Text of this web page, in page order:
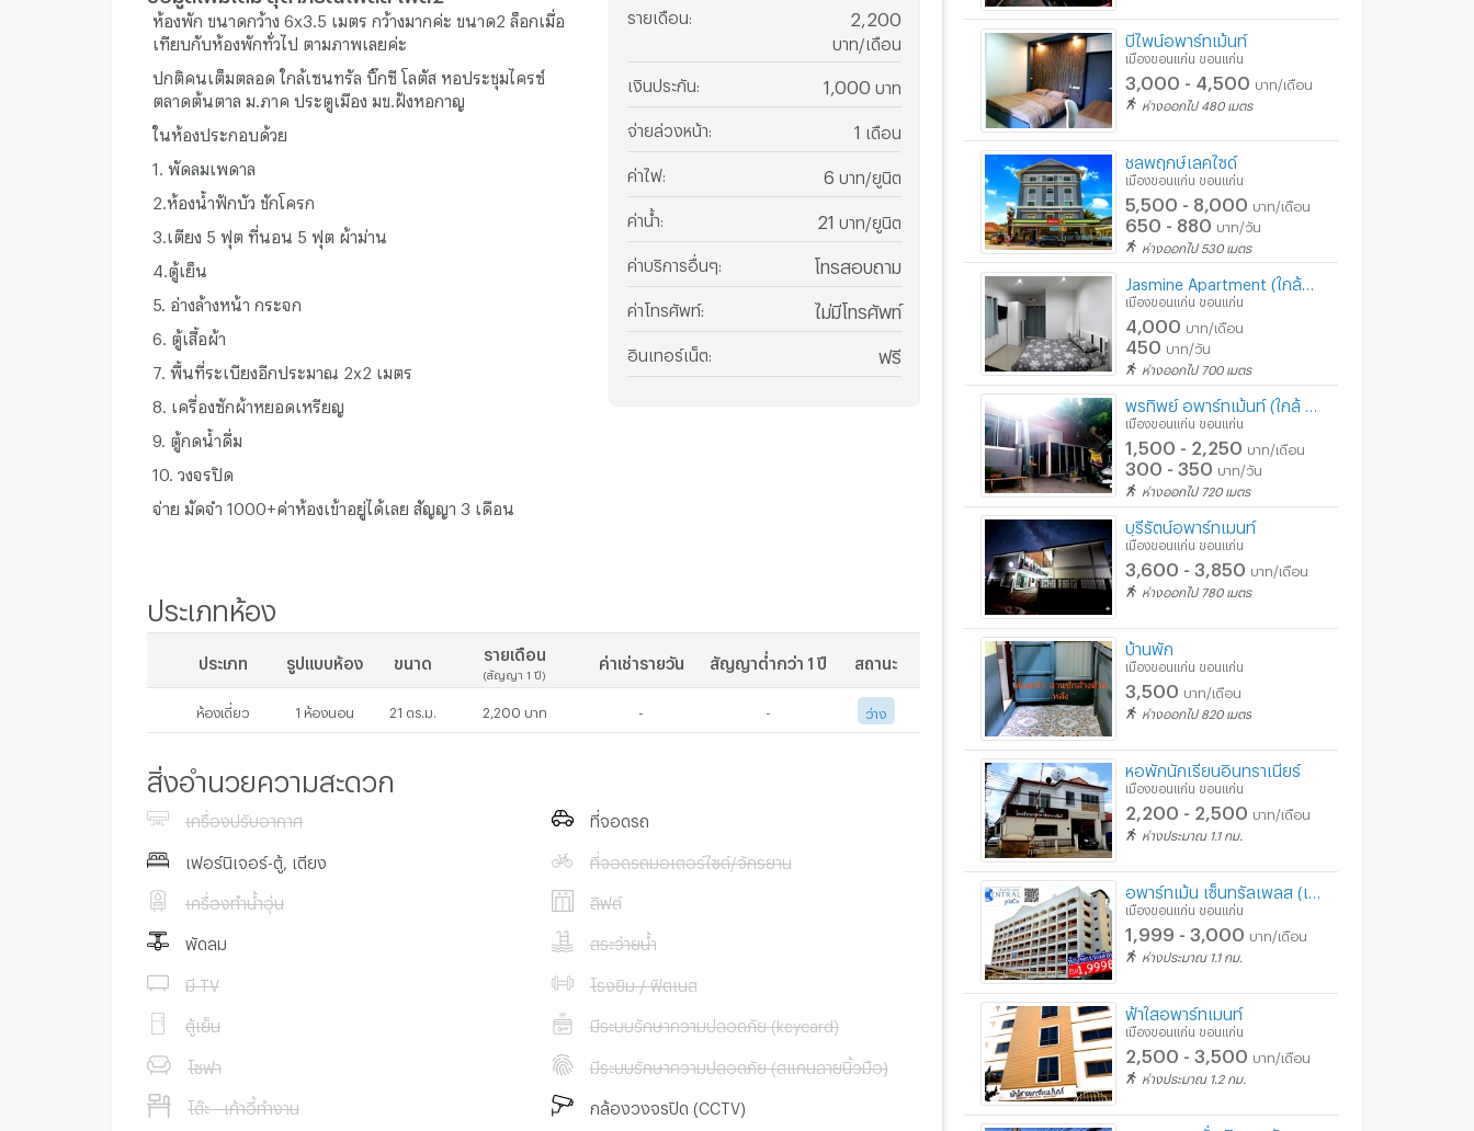
ห้องพัก ขนาดกว้าง 6x3.5 เมตร กว้างมากค่ะ ขนาด2 ล็อกเมื่อ
เทียบกับห้องพักทั่วไป ตามภาพเลยค่ะ
ปกติคนเต็มตลอด ใกล้เซนทรัล บิ๊กซี โลตัส หอประชุมไครซ์
ตลาดต้นตาล ม.ภาค ประตูเมือง มข.ฝังหอกาญ
ในห้องประกอบด้วย
1. พัดลมเพดาล
2.ห้องน้ำฟักบัว ชักโครก
3.เตียง 5 ฟุต ที่นอน 5 ฟุต ผ้าม่าน
4.ตู้เย็น
5. อ่างล้างหน้า กระจก
6. ตู้เสื้อผ้า
7. พื้นที่ระเบียงอีกประมาณ 2x2 เมตร
8. เครื่องซักผ้าหยอดเหรียญ
9. ตู้กดน้ำดื่ม
10. วงจรปิด
จ่าย มัดจำ 1000+ค่าห้องเข้าอยู่ได้เลย สัญญา 3 เดือน
รายเดือน 2,200
บาท/เดือน
เงินประกัน 1,000 บาท
จ่ายล่วงหน้า 1 เดือน
ค่าไฟ: 6 บาท/ยูนิต
ค่าน้ำ 21 บาท/ยูนิต
ค่าบริการอื่นๆ โทรสอบถาม
ค่าโทรศัพท์: ไม่มีโทรศัพท์
อินเทอร์เน็ต ฟรี
ประเภทห้อง
ประเภท รูปแบบห้อง ขนาด
รายเดือน
(สัญญา 1 ปี)
ค่าเช่ารายวัน สัญญาต่ำกว่า 1 ปี สถานะ
ห้องเดี่ยว 1 ห้องนอน 21 ตร.ม. 2,200 บาท ว่าง
สิ่งอำนวยความสะดวก
เครื่องปรับอากาศ
เฟอร์นิเจอร์-ตู้, เตียง
เครื่องทำน้ำอุ่น
พัดลม
มี TV
ตู้เย็น
โซฟา
โต๊ะ - เก้าอี้ทำงาน
ที่จอดรถ
ที่จอดรถมอเตอร์ไซด์/จักรยาน
ลิฟต์
สระว่ายน้ำ
โรงยิม / ฟิตเนส
มีระบบรักษาความปลอดภัย (keycard)
มีระบบรักษาความปลอดภัย (สแกนลายนิ้วมือ)
กล้องวงจรปิด (CCTV)
บีไพน์อพาร์ทเม้นท์
เมืองขอนแก่น ขอนแก่น
3,000 - 4,500 บาท/เดือน
ห่างออกไป 480 เมตร
ชลพฤกษ์เลคไซด์
เมืองขอนแก่น ขอนแก่น
5,500 - 8,000 บาท/เดือน
650 - 880 บาท/วัน
ห่างออกไป 530 เมตร
เมืองขอนแก่น ขอนแก่น
4,000 บาท/เดือน
450 บาท/วัน
ห่างออกไป 700 เมตร
เมืองขอนแก่น ขอนแก่น
1,500 - 2,250 บาท/เดือน
300 - 350 บาท/วัน
ห่างออกไป 720 เมตร
บุรีรัตน์อพาร์ทเมนท์
เมืองขอนแก่น ขอนแก่น
3,600 - 3,850 บาท/เดือน
ห่างออกไป 780 เมตร
บ้านพัก
เมืองขอนแก่น ขอนแก่น
3,500 บาท/เดือน
ห่างออกไป 820 เมตร
หอพักนักเรียนอินทราเนียร์
เมืองขอนแก่น ขอนแก่น
2,200 - 2,500 บาท/เดือน
ห่างประมาณ 1.1 กม.
เมืองขอนแก่น ขอนแก่น
1,999 - 3,000 บาท/เดือน
ห่างประมาณ 1.1 กม.
ฟ้าใสอพาร์ทเมนท์
เมืองขอนแก่น ขอนแก่น
2,500 - 3,500 บาท/เดือน
ห่างประมาณ 1.2 กม.